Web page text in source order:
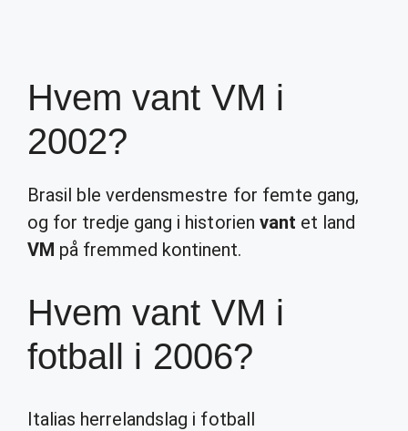
Hvem vant VM i
2002?
Brasil ble verdensmestre for femte gang,
og for tredje gang i historien vant et land
VM på fremmed kontinent.
Hvem vant VM i
fotball i 2006?
Italias herrelandslag i fotball